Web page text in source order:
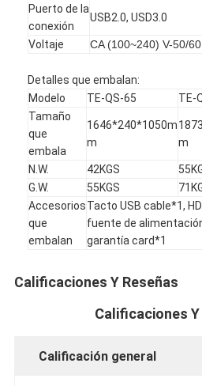
señalización digital
Monitor de publicidad digital
pantalla inteligente portátil
Puerto de la
conexión
USB2.0, USD3.0
Voltaje CA (100~240) V-50/
Detalles que embalan:
Modelo
TE-QS-65 TE-
Tamaño
que
embala
1646*240*1050m
m
m
N.W. 42KGS
G.W.
55KGS
Accesorios
que
embalan
Tacto USB cable*1,
fuente de
garantía card*1
Calificaciones Y Reseñas
Calificaciones Y
Calificación general